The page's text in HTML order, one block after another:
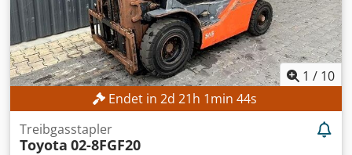
1 / 10
Endet in 2d 21h 1min 42s
Treibgasstapler
Toyota 02-8FGF20